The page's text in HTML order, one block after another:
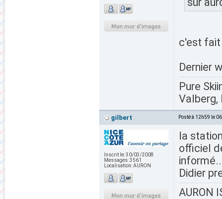
c'est fait
Dernier
Pure
Valberg,
gilbert Posté à 12h59 le
Inscrit le:30/03/2008
Messages:3561
Localisation:AURON
la
officiel
Didier
AURON